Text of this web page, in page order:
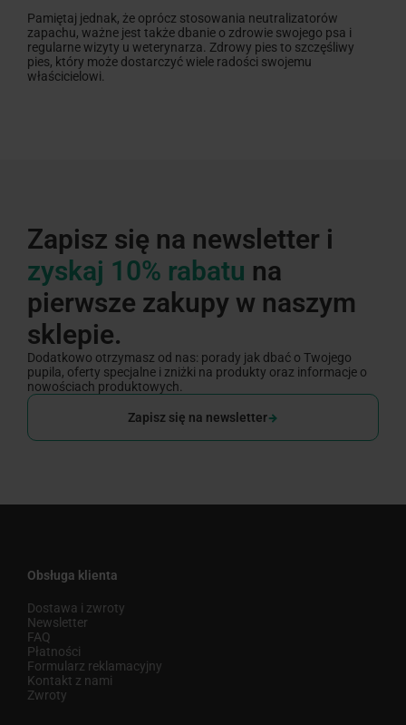
Pamiętaj jednak, że oprócz stosowania neutralizatorów
zapachu, ważne jest także dbanie o zdrowie swojego psa i
regularne wizyty u weterynarza. Zdrowy pies to szczęśliwy
pies, który może dostarczyć wiele radości swojemu
właścicielowi.
Zapisz się na newsletter i
zyskaj 10% rabatu na
pierwsze zakupy w naszym
sklepie.
Dodatkowo otrzymasz od nas: porady jak dbać o Twojego
pupila, oferty specjalne i zniżki na produkty oraz informacje o
nowościach produktowych.
Zapisz się na newsletter
Obsługa klienta
Dostawa i zwroty
Newsletter
FAQ
Płatności
Formularz reklamacyjny
Kontakt z nami
Zwroty